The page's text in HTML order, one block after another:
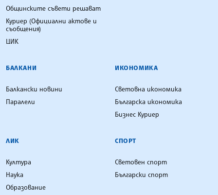
Общинските съвети решават
Куриер (Официални актове и
съобщения)
ЦИК
БАЛКАНИ
Балкански новини
Паралели
ИКОНОМИКА
Световна икономика
Българска икономика
Бизнес Куриер
ЛИК
Култура
Наука
Образование
СПОРТ
Световен спорт
Български спорт